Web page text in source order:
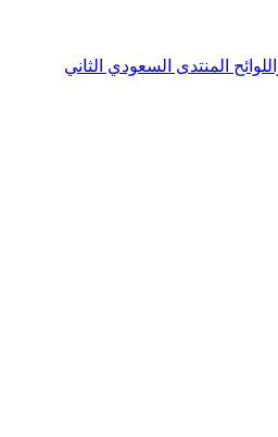
المنتدى السعودي الثاني